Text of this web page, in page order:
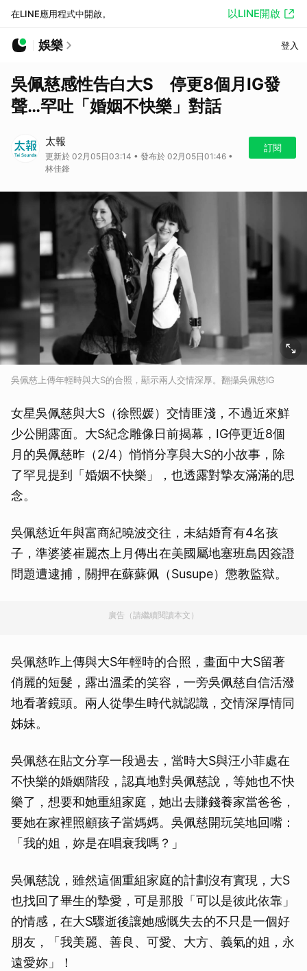
在LINE應用程式中開啟。 以LINE開啟
娛樂 登入
吳佩慈感性告白大S 停更8個月IG發
聲…罕吐「婚姻不快樂」對話
太報
更新於 02月05日03:14 • 發布於 02月05日01:46 •
林佳鋒
訂閱
吳佩慈上傳年輕時與大S的合照，顯示兩人交情深厚。翻攝吳佩慈IG
女星吳佩慈與大S（徐熙媛）交情匪淺，不過近來鮮
少公開露面。大S紀念雕像日前揭幕，IG停更近8個
月的吳佩慈昨（2/4）悄悄分享與大S的小故事，除
了罕見提到「婚姻不快樂」，也透露對摯友滿滿的思
念。
吳佩慈近年與富商紀曉波交往，未結婚育有4名孩
子，準婆婆崔麗杰上月傳出在美國屬地塞班島因簽證
問題遭逮捕，關押在蘇蘇佩（Susupe）懲教監獄。
廣告（請繼續閱讀本文）
吳佩慈昨上傳與大S年輕時的合照，畫面中大S留著
俏麗的短髮，露出溫柔的笑容，一旁吳佩慈自信活潑
地看著鏡頭。兩人從學生時代就認識，交情深厚情同
姊妹。
吳佩慈在貼文分享一段過去，當時大S與汪小菲處在
不快樂的婚姻階段，認真地對吳佩慈說，等她也不快
樂了，想要和她重組家庭，她出去賺錢養家當爸爸，
要她在家裡照顧孩子當媽媽。吳佩慈開玩笑地回嘴：
「我的姐，妳是在唱衰我嗎？」
吳佩慈說，雖然這個重組家庭的計劃沒有實現，大S
也找回了畢生的摯愛，可是那股「可以是彼此依靠」
的情感，在大S驟逝後讓她感慨失去的不只是一個好
朋友，「我美麗、善良、可愛、大方、義氣的姐，永
遠愛妳」！